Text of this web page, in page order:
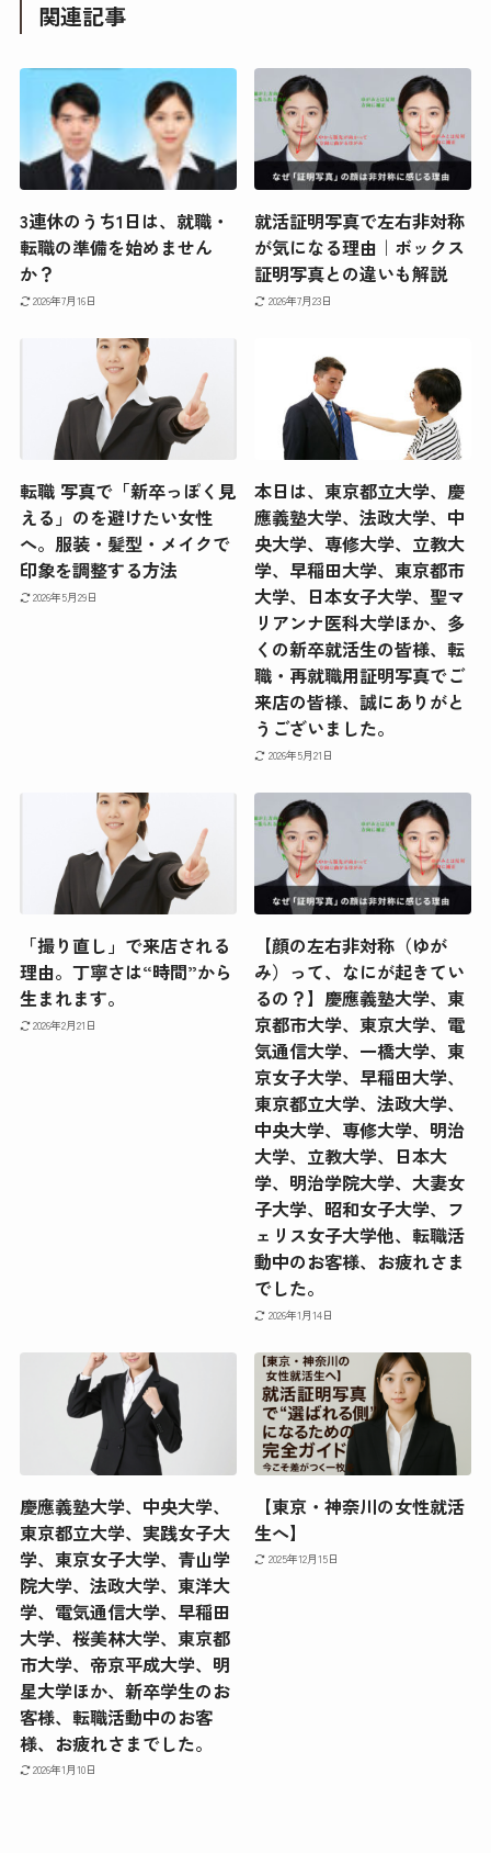
関連記事
3連休のうち1日は、就職・
転職の準備を始めません
か？
2026年7月16日
就活証明写真で左右非対称
が気になる理由｜ボックス
証明写真との違いも解説
2026年7月23日
転職 写真で「新卒っぽく見
える」のを避けたい女性
へ。服装・髪型・メイクで
印象を調整する方法
2026年5月29日
本日は、東京都立大学、慶
應義塾大学、法政大学、中
央大学、専修大学、立教大
学、早稲田大学、東京都市
大学、日本女子大学、聖マ
リアンナ医科大学ほか、多
くの新卒就活生の皆様、転
職・再就職用証明写真でご
来店の皆様、誠にありがと
うございました。
2026年5月21日
「撮り直し」で来店される
理由。丁寧さは“時間”から
生まれます。
2026年2月21日
【顔の左右非対称（ゆが
み）って、なにが起きてい
るの？】慶應義塾大学、東
京都市大学、東京大学、電
気通信大学、一橋大学、東
京女子大学、早稲田大学、
東京都立大学、法政大学、
中央大学、専修大学、明治
大学、立教大学、日本大
学、明治学院大学、大妻女
子大学、昭和女子大学、フ
ェリス女子大学他、転職活
動中のお客様、お疲れさま
でした。
2026年1月14日
慶應義塾大学、中央大学、
東京都立大学、実践女子大
学、東京女子大学、青山学
院大学、法政大学、東洋大
学、電気通信大学、早稲田
大学、桜美林大学、東京都
市大学、帝京平成大学、明
星大学ほか、新卒学生のお
客様、転職活動中のお客
様、お疲れさまでした。
2026年1月10日
【東京・神奈川の女性就活
生へ】
2025年12月15日